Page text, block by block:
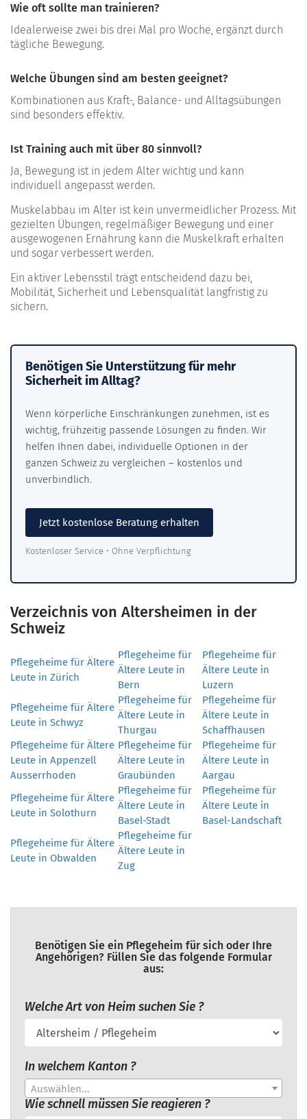
Wie oft sollte man trainieren?
Idealerweise zwei bis drei Mal pro Woche, ergänzt durch
tägliche Bewegung.
Welche Übungen sind am besten geeignet?
Kombinationen aus Kraft-, Balance- und Alltagsübungen
sind besonders effektiv.
Ist Training auch mit über 80 sinnvoll?
Ja, Bewegung ist in jedem Alter wichtig und kann
individuell angepasst werden.
Muskelabbau im Alter ist kein unvermeidlicher Prozess. Mit
gezielten Übungen, regelmäßiger Bewegung und einer
ausgewogenen Ernährung kann die Muskelkraft erhalten
und sogar verbessert werden.
Ein aktiver Lebensstil trägt entscheidend dazu bei,
Mobilität, Sicherheit und Lebensqualität langfristig zu
sichern.
Benötigen Sie Unterstützung für mehr
Sicherheit im Alltag?
Wenn körperliche Einschränkungen zunehmen, ist es
wichtig, frühzeitig passende Lösungen zu finden. Wir
helfen Ihnen dabei, individuelle Optionen in der
ganzen Schweiz zu vergleichen – kostenlos und
unverbindlich.
Jetzt kostenlose Beratung erhalten
Kostenloser Service • Ohne Verpflichtung
Verzeichnis von Altersheimen in der
Schweiz
Pflegeheime für Ältere
Leute in Zürich
Pflegeheime für
Ältere Leute in
Bern
Pflegeheime für
Ältere Leute in
Luzern
Pflegeheime für Ältere
Leute in Schwyz
Pflegeheime für
Ältere Leute in
Thurgau
Pflegeheime für
Ältere Leute in
Schaffhausen
Pflegeheime für Ältere
Leute in Appenzell
Ausserrhoden
Pflegeheime für
Ältere Leute in
Graubünden
Pflegeheime für
Ältere Leute in
Aargau
Pflegeheime für Ältere
Leute in Solothurn
Pflegeheime für
Ältere Leute in
Basel-Stadt
Pflegeheime für
Ältere Leute in
Basel-Landschaft
Pflegeheime für Ältere
Leute in Obwalden
Pflegeheime für
Ältere Leute in
Zug
Benötigen Sie ein Pflegeheim für sich oder Ihre
Angehörigen? Füllen Sie das folgende Formular
aus:
Welche Art von Heim suchen Sie ?
In welchem Kanton ?
Auswählen...
Wie schnell müssen Sie reagieren ?